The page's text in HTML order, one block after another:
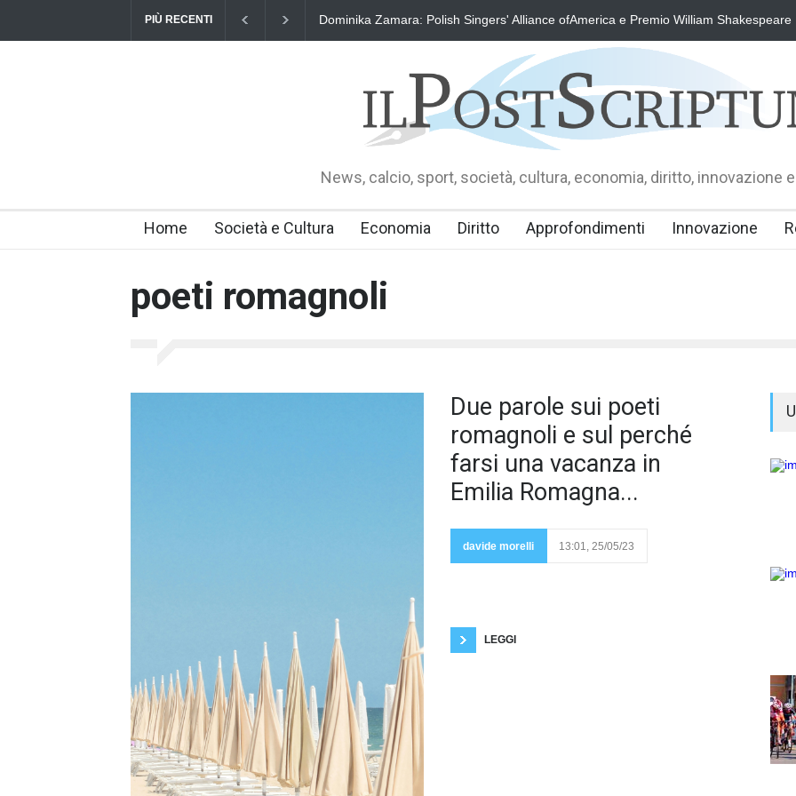
PIÙ RECENTI Dominika Zamara: Polish Singers' Alliance ofAmerica e Premio William Shakespeare
News, calcio, sport, società, cultura, economia, diritto, innovazione
Home Società e Cultura Economia Diritto Approfondimenti Innovazione
poeti romagnoli
Due parole sui poeti
romagnoli e sul perché
farsi una vacanza in
Emilia Romagna...
davide morelli 13:01, 25/05/23
LEGGI